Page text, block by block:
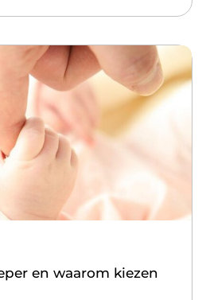
en waarom kiezen